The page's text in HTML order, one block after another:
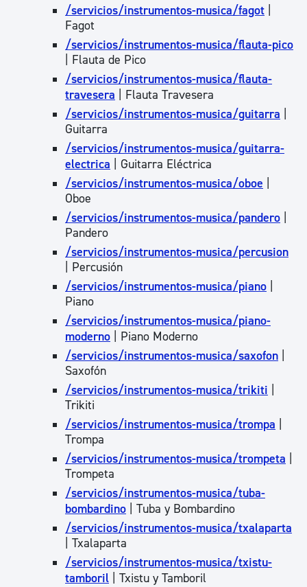
/servicios/instrumentos-musica/fagot
Fagot
/servicios/instrumentos-musica/flauta-pico
| Flauta de Pico
/servicios/instrumentos-musica/flauta-
travesera | Flauta Travesera
/servicios/instrumentos-musica/guitarra
Guitarra
/servicios/instrumentos-musica/guitarra-
electrica | Guitarra Eléctrica
/servicios/instrumentos-musica/oboe
Oboe
/servicios/instrumentos-musica/pandero
Pandero
/servicios/instrumentos-musica/percusion
| Percusión
/servicios/instrumentos-musica/piano
Piano
/servicios/instrumentos-musica/piano-
moderno | Piano Moderno
/servicios/instrumentos-musica/saxofon
Saxofón
/servicios/instrumentos-musica/trikiti
Trikiti
/servicios/instrumentos-musica/trompa
Trompa
/servicios/instrumentos-musica/trompeta
Trompeta
/servicios/instrumentos-musica/tuba-
bombardino | Tuba y Bombardino
/servicios/instrumentos-musica/txalaparta
| Txalaparta
/servicios/instrumentos-musica/txistu-
tamboril | Txistu y Tamboril